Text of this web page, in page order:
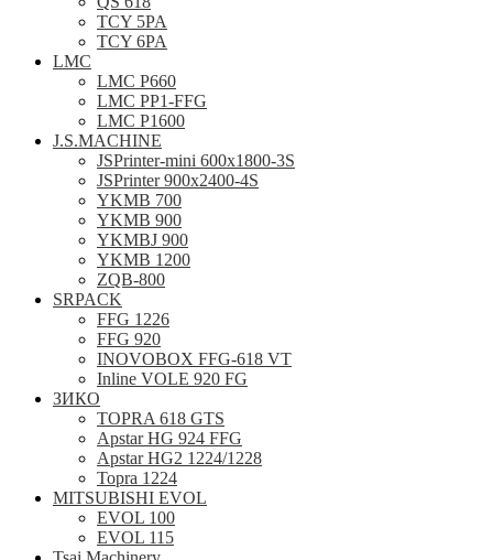
TCY 5PA
TCY 6PA
LMC
LMC P660
LMC PP1-FFG
LMC P1600
J.S.MACHINE
JSPrinter-mini 600x1800-3S
JSPrinter 900x2400-4S
YKMB 700
YKMB 900
YKMBJ 900
YKMB 1200
ZQB-800
SRPACK
FFG 1226
FFG 920
INOVOBOX FFG-618 VT
Inline VOLE 920 FG
ЗИКО
TOPRA 618 GTS
Apstar HG 924 FFG
Apstar HG2 1224/1228
Topra 1224
MITSUBISHI EVOL
EVOL 100
EVOL 115